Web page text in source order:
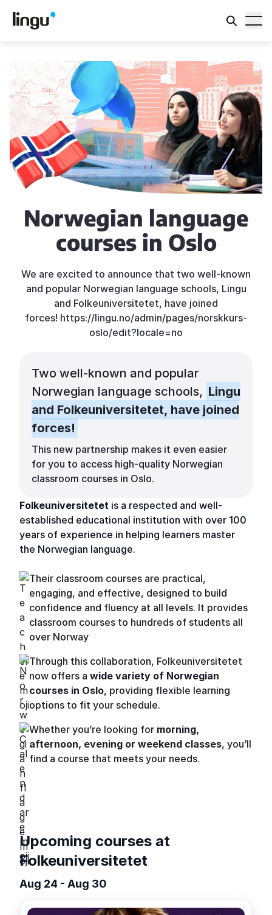
Norwegian language
courses in Oslo
We are excited to announce that two well-known
and popular Norwegian language schools, Lingu
and Folkeuniversitetet, have joined
forces! https://lingu.no/admin/pages/norskkurs-
oslo/edit?locale=no
Two well-known and popular
Norwegian language schools, Lingu
and Folkeuniversitetet, have joined
forces!
This new partnership makes it even easier
for you to access high-quality Norwegian
classroom courses in Oslo.
Folkeuniversitetet is a respected and well-
established educational institution with over 100
years of experience in helping learners master
the Norwegian language.
Their classroom courses are practical,
engaging, and effective, designed to build
confidence and fluency at all levels. It provides
classroom courses to hundreds of students all
over Norway
Through this collaboration, Folkeuniversitetet
now offers a wide variety of Norwegian
courses in Oslo, providing flexible learning
options to fit your schedule.
Whether you’re looking for morning,
afternoon, evening or weekend classes, you’ll
find a course that meets your needs.
Upcoming courses at
Folkeuniversitetet
Aug 24 - Aug 30